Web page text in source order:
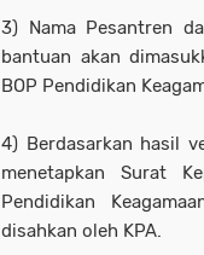
3) Nama Pesantren
bantuan akan
BOP Pendidikan
4) Berdasarkan hasil
menetapkan Surat
Pendidikan
disahkan oleh KPA.